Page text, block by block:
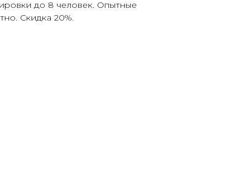
до 8 человек. Опытные
Скидка 20%.